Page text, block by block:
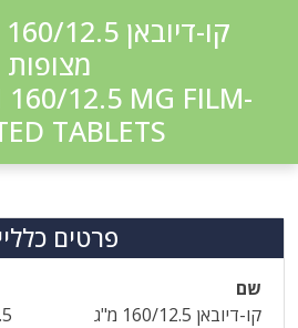
מצופות
160/12.5 MG FILM-
TABLETS
פרטים
שם
קו-דיובאן 160/12.5 מ"ג